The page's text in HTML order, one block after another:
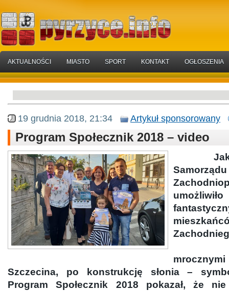
AKTUALNOŚCI MIASTO SPORT KONTAKT OGŁOSZENIA
19 grudnia 2018, 21:34 Artykuł sponsorowany
Program Społecznik 2018 – video
Jak
Szczecina, po konstrukcję słonia –
Program Społecznik 2018 pokazał, że